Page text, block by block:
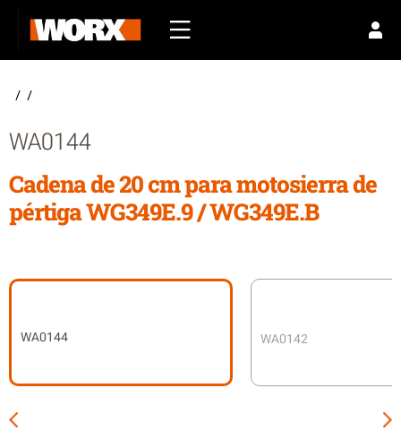
/ /
WA0144
Cadena de 20 cm para motosierra de
pértiga WG349E.9 / WG349E.B
WA0144 WA0142